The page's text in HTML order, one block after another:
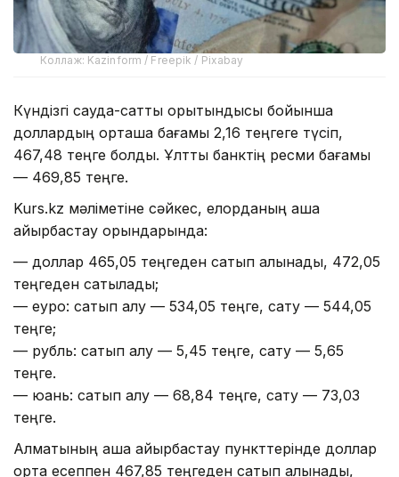
Коллаж: Kazinform / Freepik / Pixabay
Күндізгі сауда-саттық қорытындысы бойынша
доллардың орташа бағамы 2,16 теңгеге түсіп,
467,48 теңге болды. Ұлттық банктің ресми бағамы
— 469,85 теңге.
Kurs.kz мәліметіне сәйкес, елорданың ақша
айырбастау орындарында:
— доллар 465,05 теңгеден сатып алынады, 472,05
теңгеден сатылады;
— еуро: сатып алу — 534,05 теңге, сату — 544,05
теңге;
— рубль: сатып алу — 5,45 теңге, сату — 5,65
теңге.
— юань: сатып алу — 68,84 теңге, сату — 73,03
теңге.
Алматының ақша айырбастау пункттерінде доллар
орта есеппен 467,85 теңгеден сатып алынады,